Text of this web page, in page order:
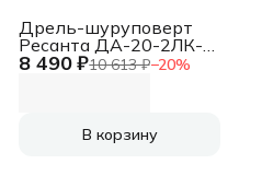
8 490 ₽10 613 ₽−20%
Дрель-шуруповерт
Ресанта ДА-20-2ЛК-Б
аккум.
В корзину